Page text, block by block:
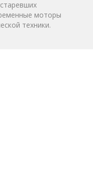
моторы
техники.